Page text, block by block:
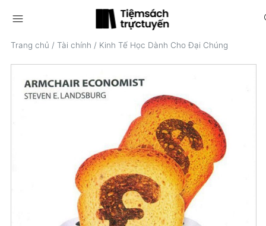
menu
Trang chủ / Tài chính / Kinh Tế Học Dành Cho Đại Chúng